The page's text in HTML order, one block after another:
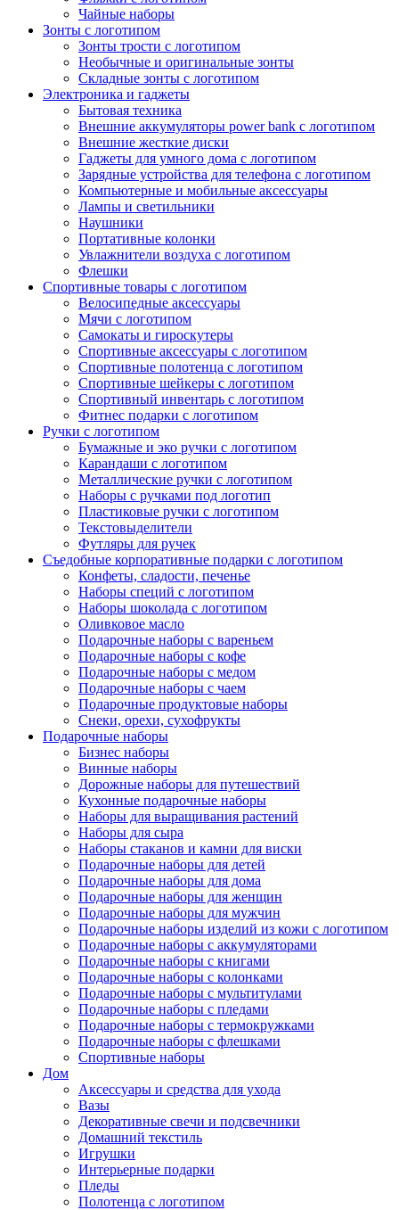
Чайные наборы
Зонты с логотипом
Зонты трости с логотипом
Необычные и оригинальные зонты
Складные зонты с логотипом
Электроника и гаджеты
Бытовая техника
Внешние аккумуляторы power bank с логотипом
Внешние жесткие диски
Гаджеты для умного дома с логотипом
Зарядные устройства для телефона с логотипом
Компьютерные и мобильные аксессуары
Лампы и светильники
Наушники
Портативные колонки
Увлажнители воздуха с логотипом
Флешки
Спортивные товары с логотипом
Велосипедные аксессуары
Мячи с логотипом
Самокаты и гироскутеры
Спортивные аксессуары с логотипом
Спортивные полотенца с логотипом
Спортивные шейкеры с логотипом
Спортивный инвентарь с логотипом
Фитнес подарки с логотипом
Ручки с логотипом
Бумажные и эко ручки с логотипом
Карандаши с логотипом
Металлические ручки с логотипом
Наборы с ручками под логотип
Пластиковые ручки с логотипом
Текстовыделители
Футляры для ручек
Съедобные корпоративные подарки с логотипом
Конфеты, сладости, печенье
Наборы специй с логотипом
Наборы шоколада с логотипом
Оливковое масло
Подарочные наборы с вареньем
Подарочные наборы с кофе
Подарочные наборы с медом
Подарочные наборы с чаем
Подарочные продуктовые наборы
Снеки, орехи, сухофрукты
Подарочные наборы
Бизнес наборы
Винные наборы
Дорожные наборы для путешествий
Кухонные подарочные наборы
Наборы для выращивания растений
Наборы для сыра
Наборы стаканов и камни для виски
Подарочные наборы для детей
Подарочные наборы для дома
Подарочные наборы для женщин
Подарочные наборы для мужчин
Подарочные наборы изделий из кожи с логотипом
Подарочные наборы с аккумуляторами
Подарочные наборы с книгами
Подарочные наборы с колонками
Подарочные наборы с мультитулами
Подарочные наборы с пледами
Подарочные наборы с термокружками
Подарочные наборы с флешками
Спортивные наборы
Дом
Аксессуары и средства для ухода
Вазы
Декоративные свечи и подсвечники
Домашний текстиль
Игрушки
Интерьерные подарки
Пледы
Полотенца с логотипом